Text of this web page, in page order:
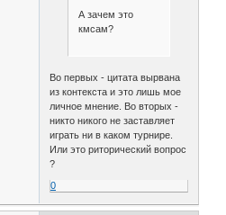
А зачем это
кмсам?
Во первых - цитата вырвана
из контекста и это лишь мое
личное мнение. Во вторых -
никто никого не заставляет
играть ни в каком турнире.
Или это риторический вопрос
?
0